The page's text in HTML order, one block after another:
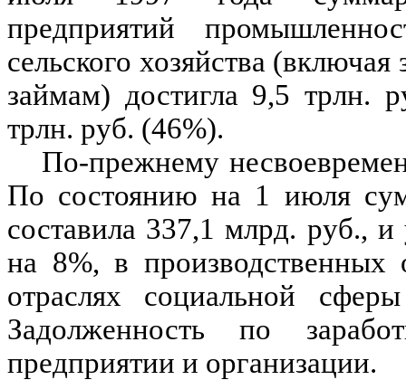
предприятий
сельского хозяйства
займам) достигла 9,5 трлн.
трлн. руб. (46%).
По-прежнему
По состоянию на 1 июля
составила 337,1 млрд. руб.,
на 8%, в
отраслях социальной
Задолженность по
предприятии и организации.